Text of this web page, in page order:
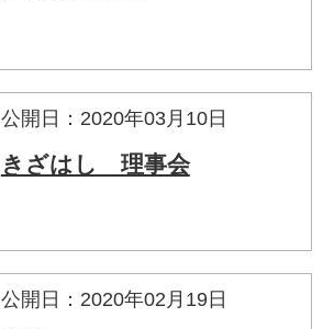
公開日：2020年03月10日
きざはし 理事会
公開日：2020年02月19日